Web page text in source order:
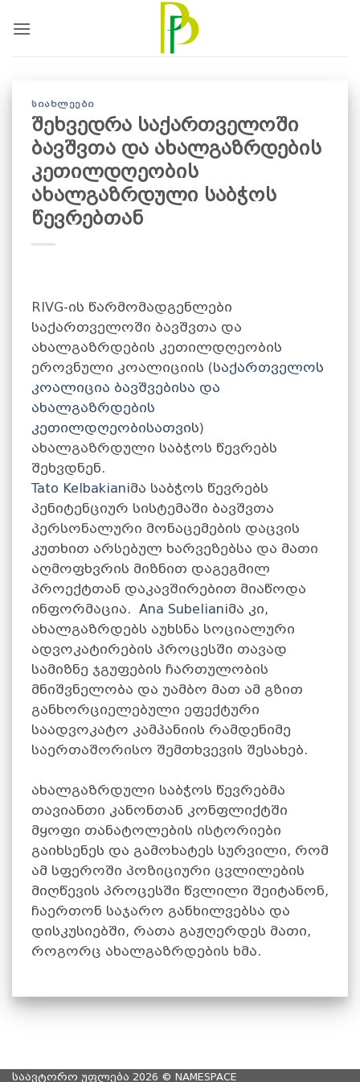
ᲡᲘᲐᲮᲚᲔᲔᲑᲘ
შეხვედრა საქართველოში
ბავშვთა და ახალგაზრდების
კეთილდღეობის
ახალგაზრდული საბჭოს
წევრებთან
RIVG-ის წარმომადგენლები
საქართველოში ბავშვთა და
ახალგაზრდების კეთილდღეობის
ეროვნული კოალიციის (საქართველოს
კოალიცია ბავშვებისა და
ახალგაზრდების
კეთილდღეობისათვის)
ახალგაზრდული საბჭოს წევრებს
შეხვდნენ.
Tato Kelbakianiმა საბჭოს წევრებს
პენიტენციურ სისტემაში ბავშვთა
პერსონალური მონაცემების დაცვის
კუთხით არსებულ ხარვეზებსა და მათი
აღმოფხვრის მიზნით დაგეგმილ
პროექტთან დაკავშირებით მიაწოდა
ინფორმაცია. Ana Subelianiმა კი,
ახალგაზრდებს აუხსნა სოციალური
ადვოკატირების პროცესში თავად
სამიზნე ჯგუფების ჩართულობის
მნიშვნელობა და უამბო მათ ამ გზით
განხორციელებული ეფექტური
საადვოკატო კამპანიის რამდენიმე
საერთაშორისო შემთხვევის შესახებ.
ახალგაზრდული საბჭოს წევრებმა
თავიანთი კანონთან კონფლიქტში
მყოფი თანატოლების ისტორიები
გაიხსენეს და გამოხატეს სურვილი, რომ
ამ სფეროში პოზიციური ცვლილების
მიღწევის პროცესში წვლილი შეიტანონ,
ჩაერთონ საჯარო განხილვებსა და
დისკუსიებში, რათა გაჟღერდეს მათი,
როგორც ახალგაზრდების ხმა.
საავტორო უფლება 2026 © NAMESPACE